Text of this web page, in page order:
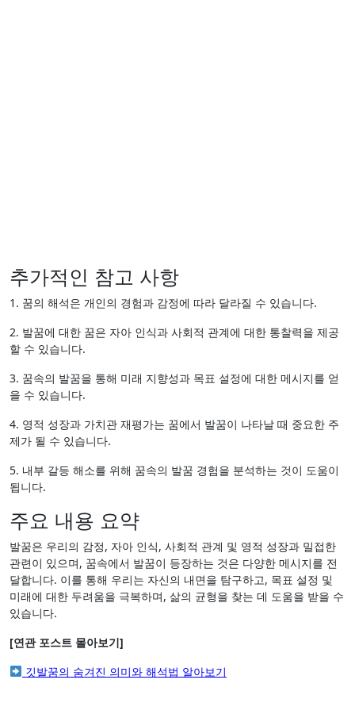
추가적인 참고 사항
1. 꿈의 해석은 개인의 경험과 감정에 따라 달라질 수 있습니다.
2. 발꿈에 대한 꿈은 자아 인식과 사회적 관계에 대한 통찰력을 제공
할 수 있습니다.
3. 꿈속의 발꿈을 통해 미래 지향성과 목표 설정에 대한 메시지를 얻
을 수 있습니다.
4. 영적 성장과 가치관 재평가는 꿈에서 발꿈이 나타날 때 중요한 주
제가 될 수 있습니다.
5. 내부 갈등 해소를 위해 꿈속의 발꿈 경험을 분석하는 것이 도움이
됩니다.
주요 내용 요약
발꿈은 우리의 감정, 자아 인식, 사회적 관계 및 영적 성장과 밀접한
관련이 있으며, 꿈속에서 발꿈이 등장하는 것은 다양한 메시지를 전
달합니다. 이를 통해 우리는 자신의 내면을 탐구하고, 목표 설정 및
미래에 대한 두려움을 극복하며, 삶의 균형을 찾는 데 도움을 받을 수
있습니다.
[연관 포스트 몰아보기]
깃발꿈의 숨겨진 의미와 해석법 알아보기